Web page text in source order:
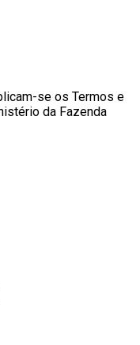
se os Termos e
da Fazenda